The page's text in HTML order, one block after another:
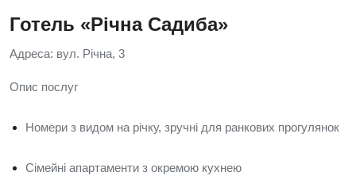
Готель «Річна Садиба»
Адреса: вул. Річна, 3
Опис послуг
Номери з видом на річку, зручні для ранкових прогулянок
Сімейні апартаменти з окремою кухнею